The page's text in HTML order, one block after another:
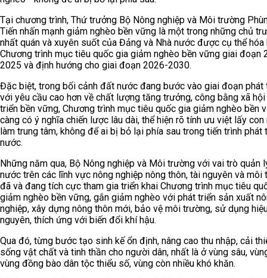
Tại chương trình, Thứ trưởng Bộ Nông nghiệp và Môi trường
Tiến nhấn mạnh giảm nghèo bền vững là một trong những chủ
nhất quán và xuyên suốt của Đảng và Nhà nước được cụ thể hóa
Chương trình mục tiêu quốc gia giảm nghèo bền vững giai đoạn
2025 và định hướng cho giai đoạn 2026-2030.
Đặc biệt, trong bối cảnh đất nước đang bước vào giai đoạn phát
với yêu cầu cao hơn về chất lượng tăng trưởng, công bằng xã
triển bền vững, Chương trình mục tiêu quốc gia giảm nghèo bền
càng có ý nghĩa chiến lược lâu dài, thể hiện rõ tính ưu việt lấy
làm trung tâm, không để ai bị bỏ lại phía sau trong tiến trình phát
nước.
Những năm qua, Bộ Nông nghiệp và Môi trường với vai trò quản
nước trên các lĩnh vực nông nghiệp nông thôn, tài nguyên và môi
đã và đang tích cực tham gia triển khai Chương trình mục tiêu
giảm nghèo bền vững, gắn giảm nghèo với phát triển sản xuất
nghiệp, xây dựng nông thôn mới, bảo vệ môi trường, sử dụng
nguyên, thích ứng với biến đổi khí hậu.
Qua đó, từng bước tạo sinh kế ổn định, nâng cao thu nhập, cải
sống vật chất và tinh thần cho người dân, nhất là ở vùng sâu,
vùng đồng bào dân tộc thiểu số, vùng còn nhiều khó khăn.